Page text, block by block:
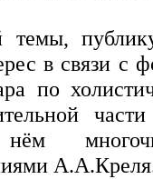
в связи с
по